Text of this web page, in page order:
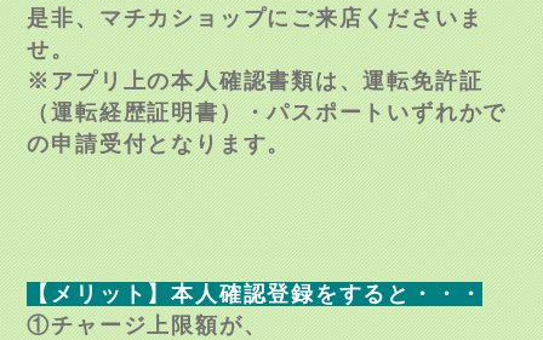
是非、マチカショップにご来店くださいま
せ。
※アプリ上の本人確認書類は、運転免許証
（運転経歴証明書）・パスポートいずれかで
の申請受付となります。
【メリット】本人確認登録をすると・・・
①チャージ上限額が、